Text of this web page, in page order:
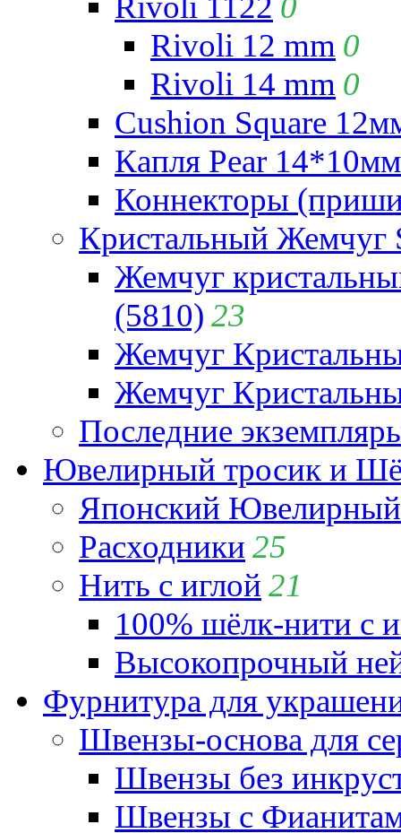
Rivoli 12 mm 0
Rivoli 14 mm 0
Cushion Square
Капля Pear
Коннекторы
Кристальный Жемчуг
Жемчуг
(5810) 23
Жемчуг
Жемчуг
Последние
Ювелирный тросик и
Японский
Расходники 25
Нить с иглой 21
100% шёлк-нити с
Высокопрочный
Фурнитура для
Швензы-основа для
Швензы без
Швензы с